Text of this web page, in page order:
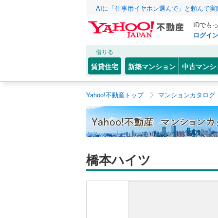
AIに「仕事用イヤホン選んで」と頼んで
IDでも
ログイン
借りる
賃貸住宅 新築マンション 中古マンシ
Yahoo!不動産トップ マンションカタログ
橋本ハイツ